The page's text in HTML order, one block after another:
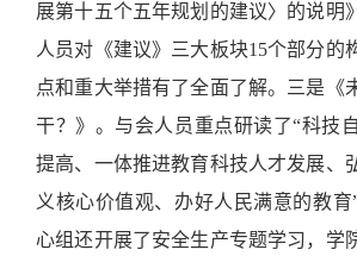
展第十五个五年规划的建议〉 的说明
人员对 《建议》三大板块15个部分的
点和重大举措有了全面了解。三是《
干？ 》。与会人员重点研读了“科技
提高、 一体推进教育科技人才发展、
义核心价值观、 办好人民满意的教育
心组还开展了安全生产专题学习，学